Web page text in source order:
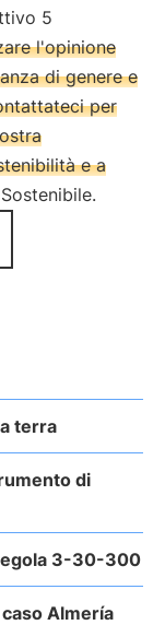
5
l'opinione
di genere e
per
e a
terra
di
3-30-300
Almería